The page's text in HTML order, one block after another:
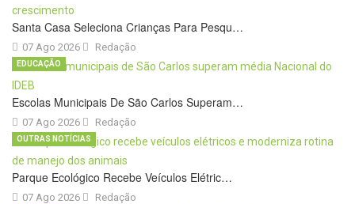
Santa Casa Seleciona Crianças Para Pesqu…
07 Ago 2026 Redação
Escolas Municipais De São Carlos Superam…
07 Ago 2026
EDUCAÇÃO
Redação
Parque Ecológico Recebe Veículos Elétric…
07 Ago 2026
OUTRAS NOTÍCIAS
Redação